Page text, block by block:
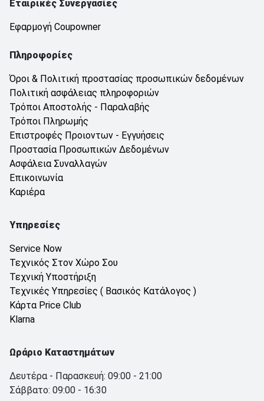
Εταιρικές Συνεργασίες
Εφαρμογή Coupowner
Πληροφορίες
Όροι & Πολιτική προστασίας προσωπικών δεδομένων
Πολιτική ασφάλειας πληροφοριών
Τρόποι Αποστολής - Παραλαβής
Τρόποι Πληρωμής
Επιστροφές Προιοντων - Εγγυήσεις
Προστασία Προσωπικών Δεδομένων
Ασφάλεια Συναλλαγών
Επικοινωνία
Καριέρα
Υπηρεσίες
Service Now
Τεχνικός Στον Χώρο Σου
Τεχνική Υποστήριξη
Τεχνικές Υπηρεσίες ( Βασικός Κατάλογος )
Κάρτα Price Club
Klarna
Ωράριο Καταστημάτων
Δευτέρα - Παρασκευή: 09:00 - 21:00
Σάββατο: 09:00 - 16:30